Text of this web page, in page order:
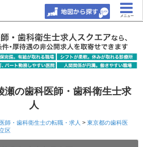
メニュー
瀬の歯科医師・歯科衛生士求
人
師・歯科衛生士の転職・求人 > 東京都の歯科医
区